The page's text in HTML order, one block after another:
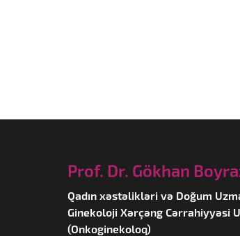
Prof. Dr. Gökhan
Qadın xəstəlikləri və Doğum
Ginekoloji Xərçəng Cərrahiyyəsi
(Onkoginekoloq)